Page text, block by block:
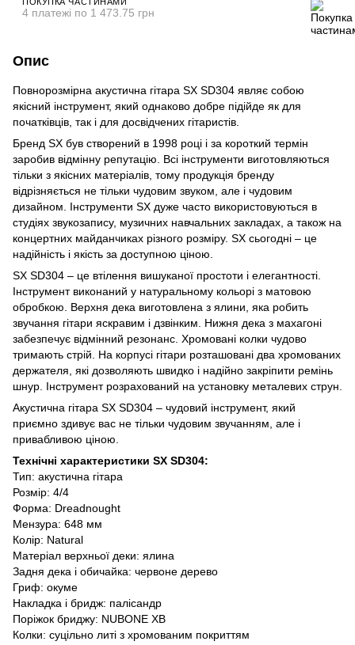
4 платежі по 1 473.75 грн
Опис
Повнорозмірна акустична гітара SX SD304 являє собою
якісний інструмент, який однаково добре підійде як для
початківців, так і для досвідчених гітаристів.
Бренд SX був створений в 1998 році і за короткий термін
заробив відмінну репутацію. Всі інструменти виготовляються
тільки з якісних матеріалів, тому продукція бренду
відрізняється не тільки чудовим звуком, але і чудовим
дизайном. Інструменти SX дуже часто використовуються в
студіях звукозапису, музичних навчальних закладах, а також на
концертних майданчиках різного розміру. SX сьогодні – це
надійність і якість за доступною ціною.
SX SD304 – це втілення вишуканої простоти і елегантності.
Інструмент виконаний у натуральному кольорі з матовою
обробкою. Верхня дека виготовлена з ялини, яка робить
звучання гітари яскравим і дзвінким. Нижня дека з махагоні
забезпечує відмінний резонанс. Хромовані колки чудово
тримають стрій. На корпусі гітари розташовані два хромованих
держателя, які дозволяють швидко і надійно закріпити ремінь
шнур. Інструмент розрахований на установку металевих струн.
Акустична гітара SX SD304 – чудовий інструмент, який
приємно здивує вас не тільки чудовим звучанням, але і
привабливою ціною.
Технічні характеристики SX SD304:
Тип: акустична гітара
Розмір: 4/4
Форма: Dreadnought
Мензура: 648 мм
Колір: Natural
Матеріал верхньої деки: ялина
Задня дека і обичайка: червоне дерево
Гриф: окуме
Накладка і бридж: палісандр
Поріжок бриджу: NUBONE XB
Колки: суцільно литі з хромованим покриттям